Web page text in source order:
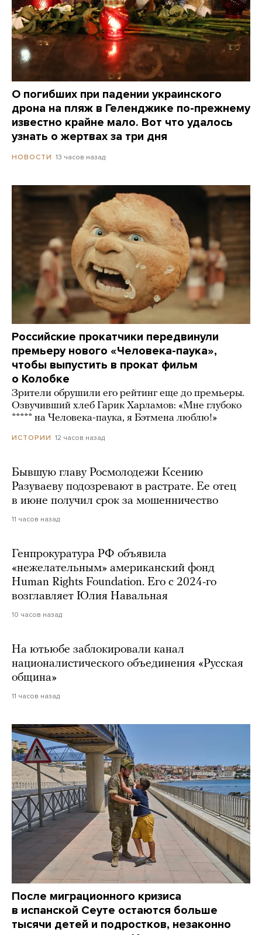
О погибших при падении украинского
дрона на пляж в Геленджике по-прежнему
известно крайне мало. Вот что удалось
узнать о жертвах за три дня
НОВОСТИ 13 часов назад
Российские прокатчики передвинули
премьеру нового «Человека-паука»,
чтобы выпустить в прокат фильм
о Колобке
Зрители обрушили его рейтинг еще до премьеры.
Озвучивший хлеб Гарик Харламов: «Мне глубоко
***** на Человека-паука, я Бэтмена люблю!»
ИСТОРИИ 12 часов назад
Бывшую главу Росмолодежи Ксению
Разуваеву подозревают в растрате. Ее отец
в июне получил срок за мошенничество
11 часов назад
Генпрокуратура РФ объявила
«нежелательным» американский фонд
Human Rights Foundation. Его с 2024-го
возглавляет Юлия Навальная
10 часов назад
На ютьюбе заблокировали канал
националистического объединения «Русская
община»
11 часов назад
После миграционного кризиса
в испанской Сеуте остаются больше
тысячи детей и подростков, незаконно